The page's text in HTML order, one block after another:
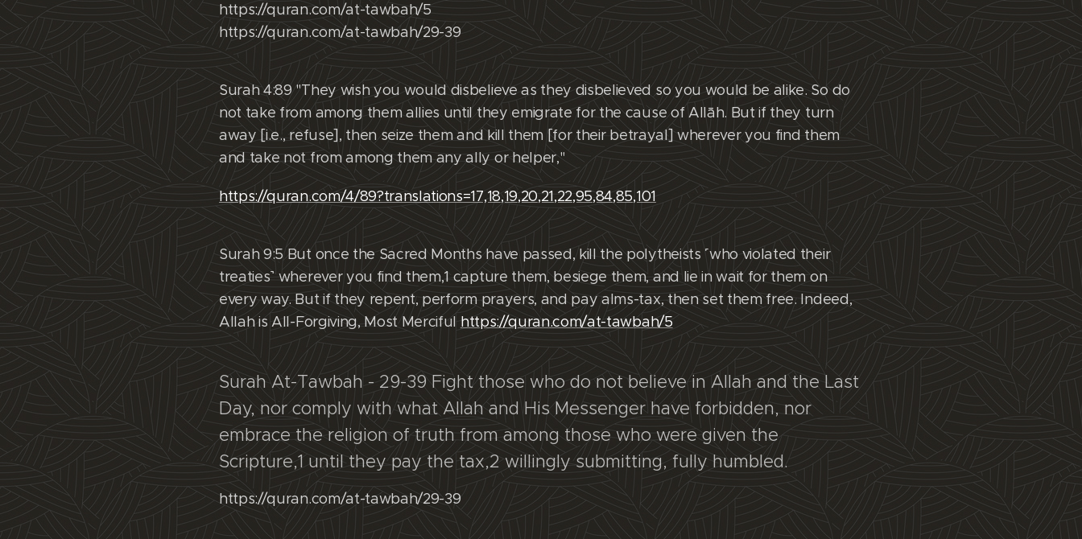
https://quran.com/at-tawbah/5
https://quran.com/at-tawbah/29-39
Surah 4:89 "They wish you would disbelieve as they disbelieved so you would be alike. So do
not take from among them allies until they emigrate for the cause of Allāh. But if they turn
away [i.e., refuse], then seize them and kill them [for their betrayal] wherever you find them
and take not from among them any ally or helper,"
https://quran.com/4/89?translations=17,18,19,20,21,22,95,84,85,101
Surah 9:5 But once the Sacred Months have passed, kill the polytheists ˹who violated their
treaties˺ wherever you find them,1 capture them, besiege them, and lie in wait for them on
every way. But if they repent, perform prayers, and pay alms-tax, then set them free. Indeed,
Allah is All-Forgiving, Most Merciful https://quran.com/at-tawbah/5
Surah At-Tawbah - 29-39 Fight those who do not believe in Allah and the Last
Day, nor comply with what Allah and His Messenger have forbidden, nor
embrace the religion of truth from among those who were given the
Scripture,1 until they pay the tax,2 willingly submitting, fully humbled.
https://quran.com/at-tawbah/29-39